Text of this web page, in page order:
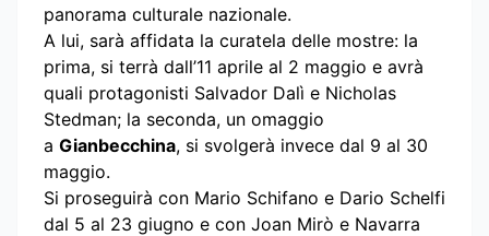
panorama culturale nazionale.
A lui, sarà affidata la curatela delle mostre: la
prima, si terrà dall’11 aprile al 2 maggio e avrà
quali protagonisti Salvador Dalì e Nicholas
Stedman; la seconda, un omaggio
a Gianbecchina, si svolgerà invece dal 9 al 30
maggio.
Si proseguirà con Mario Schifano e Dario Schelfi
dal 5 al 23 giugno e con Joan Mirò e Navarra